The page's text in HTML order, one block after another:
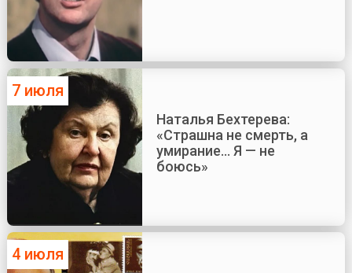
7 июля
Наталья Бехтерева:
«Страшна не смерть, а
умирание... Я — не
боюсь»
4 июля